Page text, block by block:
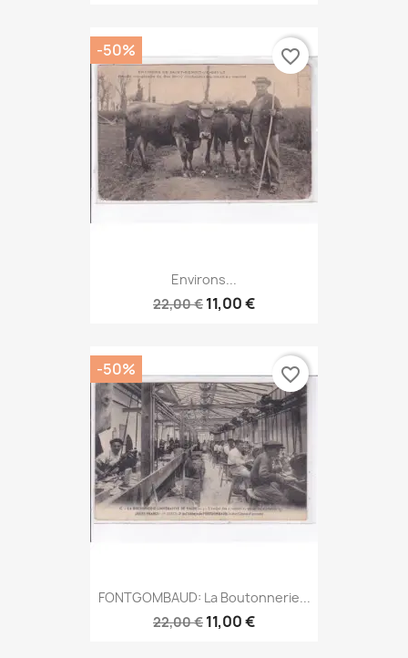
Environs...
22,00 € 11,00 €
-50% favorite_border
FONTGOMBAUD: La Boutonnerie...
22,00 € 11,00 €
-50% favorite_border